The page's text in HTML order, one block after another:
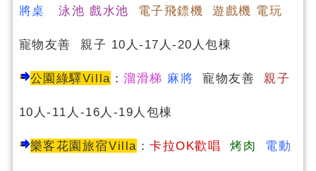
將桌 泳池 戲水池 電子飛鏢機 遊戲機 電玩
寵物友善 親子 10人-17人-20人包棟
公園綠驛Villa ：溜滑梯 麻將 寵物友善 親子
10人-11人-16人-19人包棟
樂客花園旅宿Villa ：卡拉OK歡唱 烤肉 電動